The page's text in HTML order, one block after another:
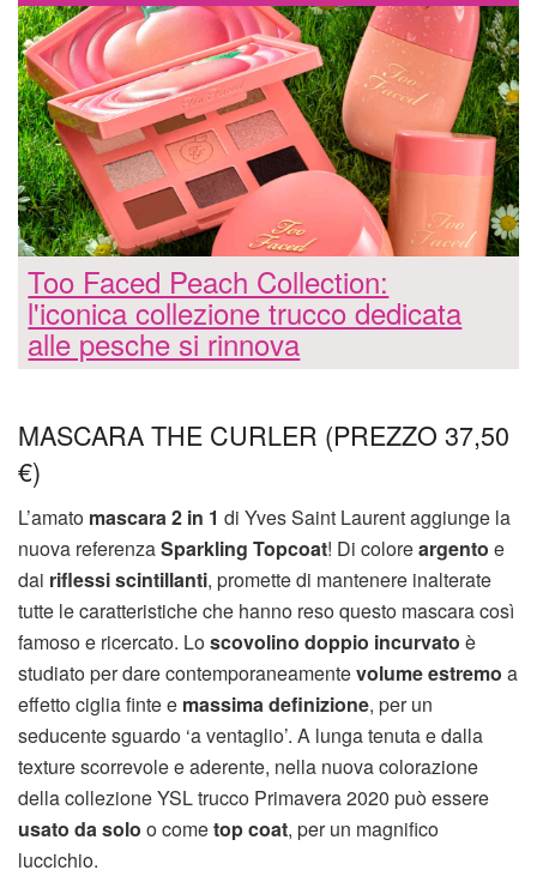
Too Faced Peach Collection:
l'iconica collezione trucco dedicata
alle pesche si rinnova
MASCARA THE CURLER (PREZZO 37,50
€)
L’amato mascara 2 in 1 di Yves Saint Laurent aggiunge la
nuova referenzaSparkling Topcoat! Di coloreargento e
dai riflessi scintillanti, promette di mantenere inalterate
tutte le caratteristiche che hanno reso questo mascara così
famoso e ricercato. Loscovolino doppio incurvato è
studiato per dare contemporaneamentevolume estremo a
effetto ciglia finte e massima definizione, per un
seducente sguardo ‘a ventaglio’. A lunga tenuta e dalla
texture scorrevole e aderente, nella nuova colorazione
della collezione YSL trucco Primavera 2020 può essere
usato da solo o cometop coat, per un magnifico
luccichio.